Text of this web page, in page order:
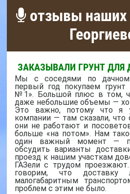
отзывы наших
ЗАКАЗЫВАЛИ ГРУНТ
Мы с соседями по
первый год покупаем грунт
№1». Большой плюс в том,
даже небольшие объемы —
Это важно, потому что я
компании — там сказали,
они не работают и
больше «на потом». Нам
один важный момент —
обсудить варианты
проезд к нашим участкам
ГАЗели с трудом
говорим, что доставку
малогабаритным
проблем с этим не было.